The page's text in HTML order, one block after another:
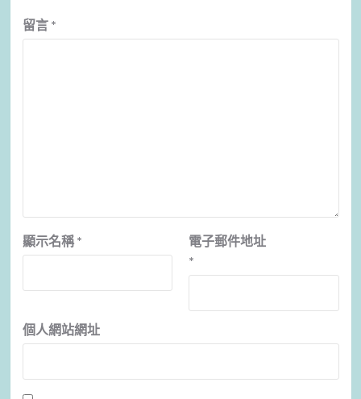
留言 *
顯示名稱 *
電子郵件地址
*
個人網站網址